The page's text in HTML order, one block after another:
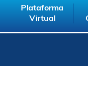
Plataforma
Virtual